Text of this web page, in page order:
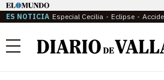
ES NOTICIA Especial Cecilia Eclipse
Menú